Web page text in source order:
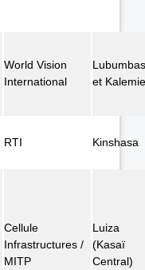
World Vision
International
et Kalemie
RTI Kinshasa
Cellule
Infrastructures /
MITP
Luiza
(Kasaï
Central)